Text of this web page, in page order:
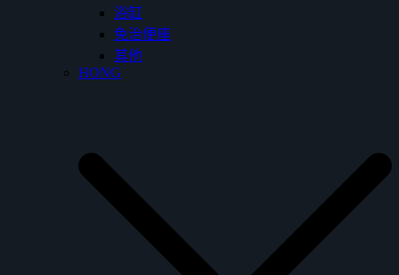
浴缸
免治便座
其他
HONG